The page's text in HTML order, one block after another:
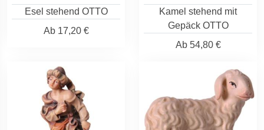
Esel stehend OTTO
Ab17,20 €
Kamel stehend mit
Gepäck OTTO
Ab54,80 €